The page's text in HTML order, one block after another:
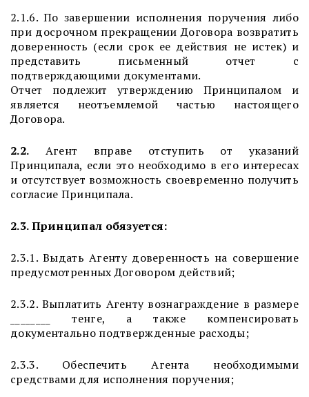
2.1.6. По завершении исполнения поручения либо
при досрочном прекращении Договора возвратить
доверенность (если срок ее действия не истек) и
представить письменный отчет с
подтверждающими документами.
Отчет подлежит утверждению Принципалом и
является неотъемлемой частью настоящего
Договора.
2.2. Агент вправе отступить от указаний
Принципала, если это необходимо в его интересах
и отсутствует возможность своевременно получить
согласие Принципала.
2.3. Принципал обязуется:
2.3.1. Выдать Агенту доверенность на совершение
предусмотренных Договором действий;
2.3.2. Выплатить Агенту вознаграждение в размере
________ тенге, а также компенсировать
документально подтвержденные расходы;
2.3.3. Обеспечить Агента необходимыми
средствами для исполнения поручения;